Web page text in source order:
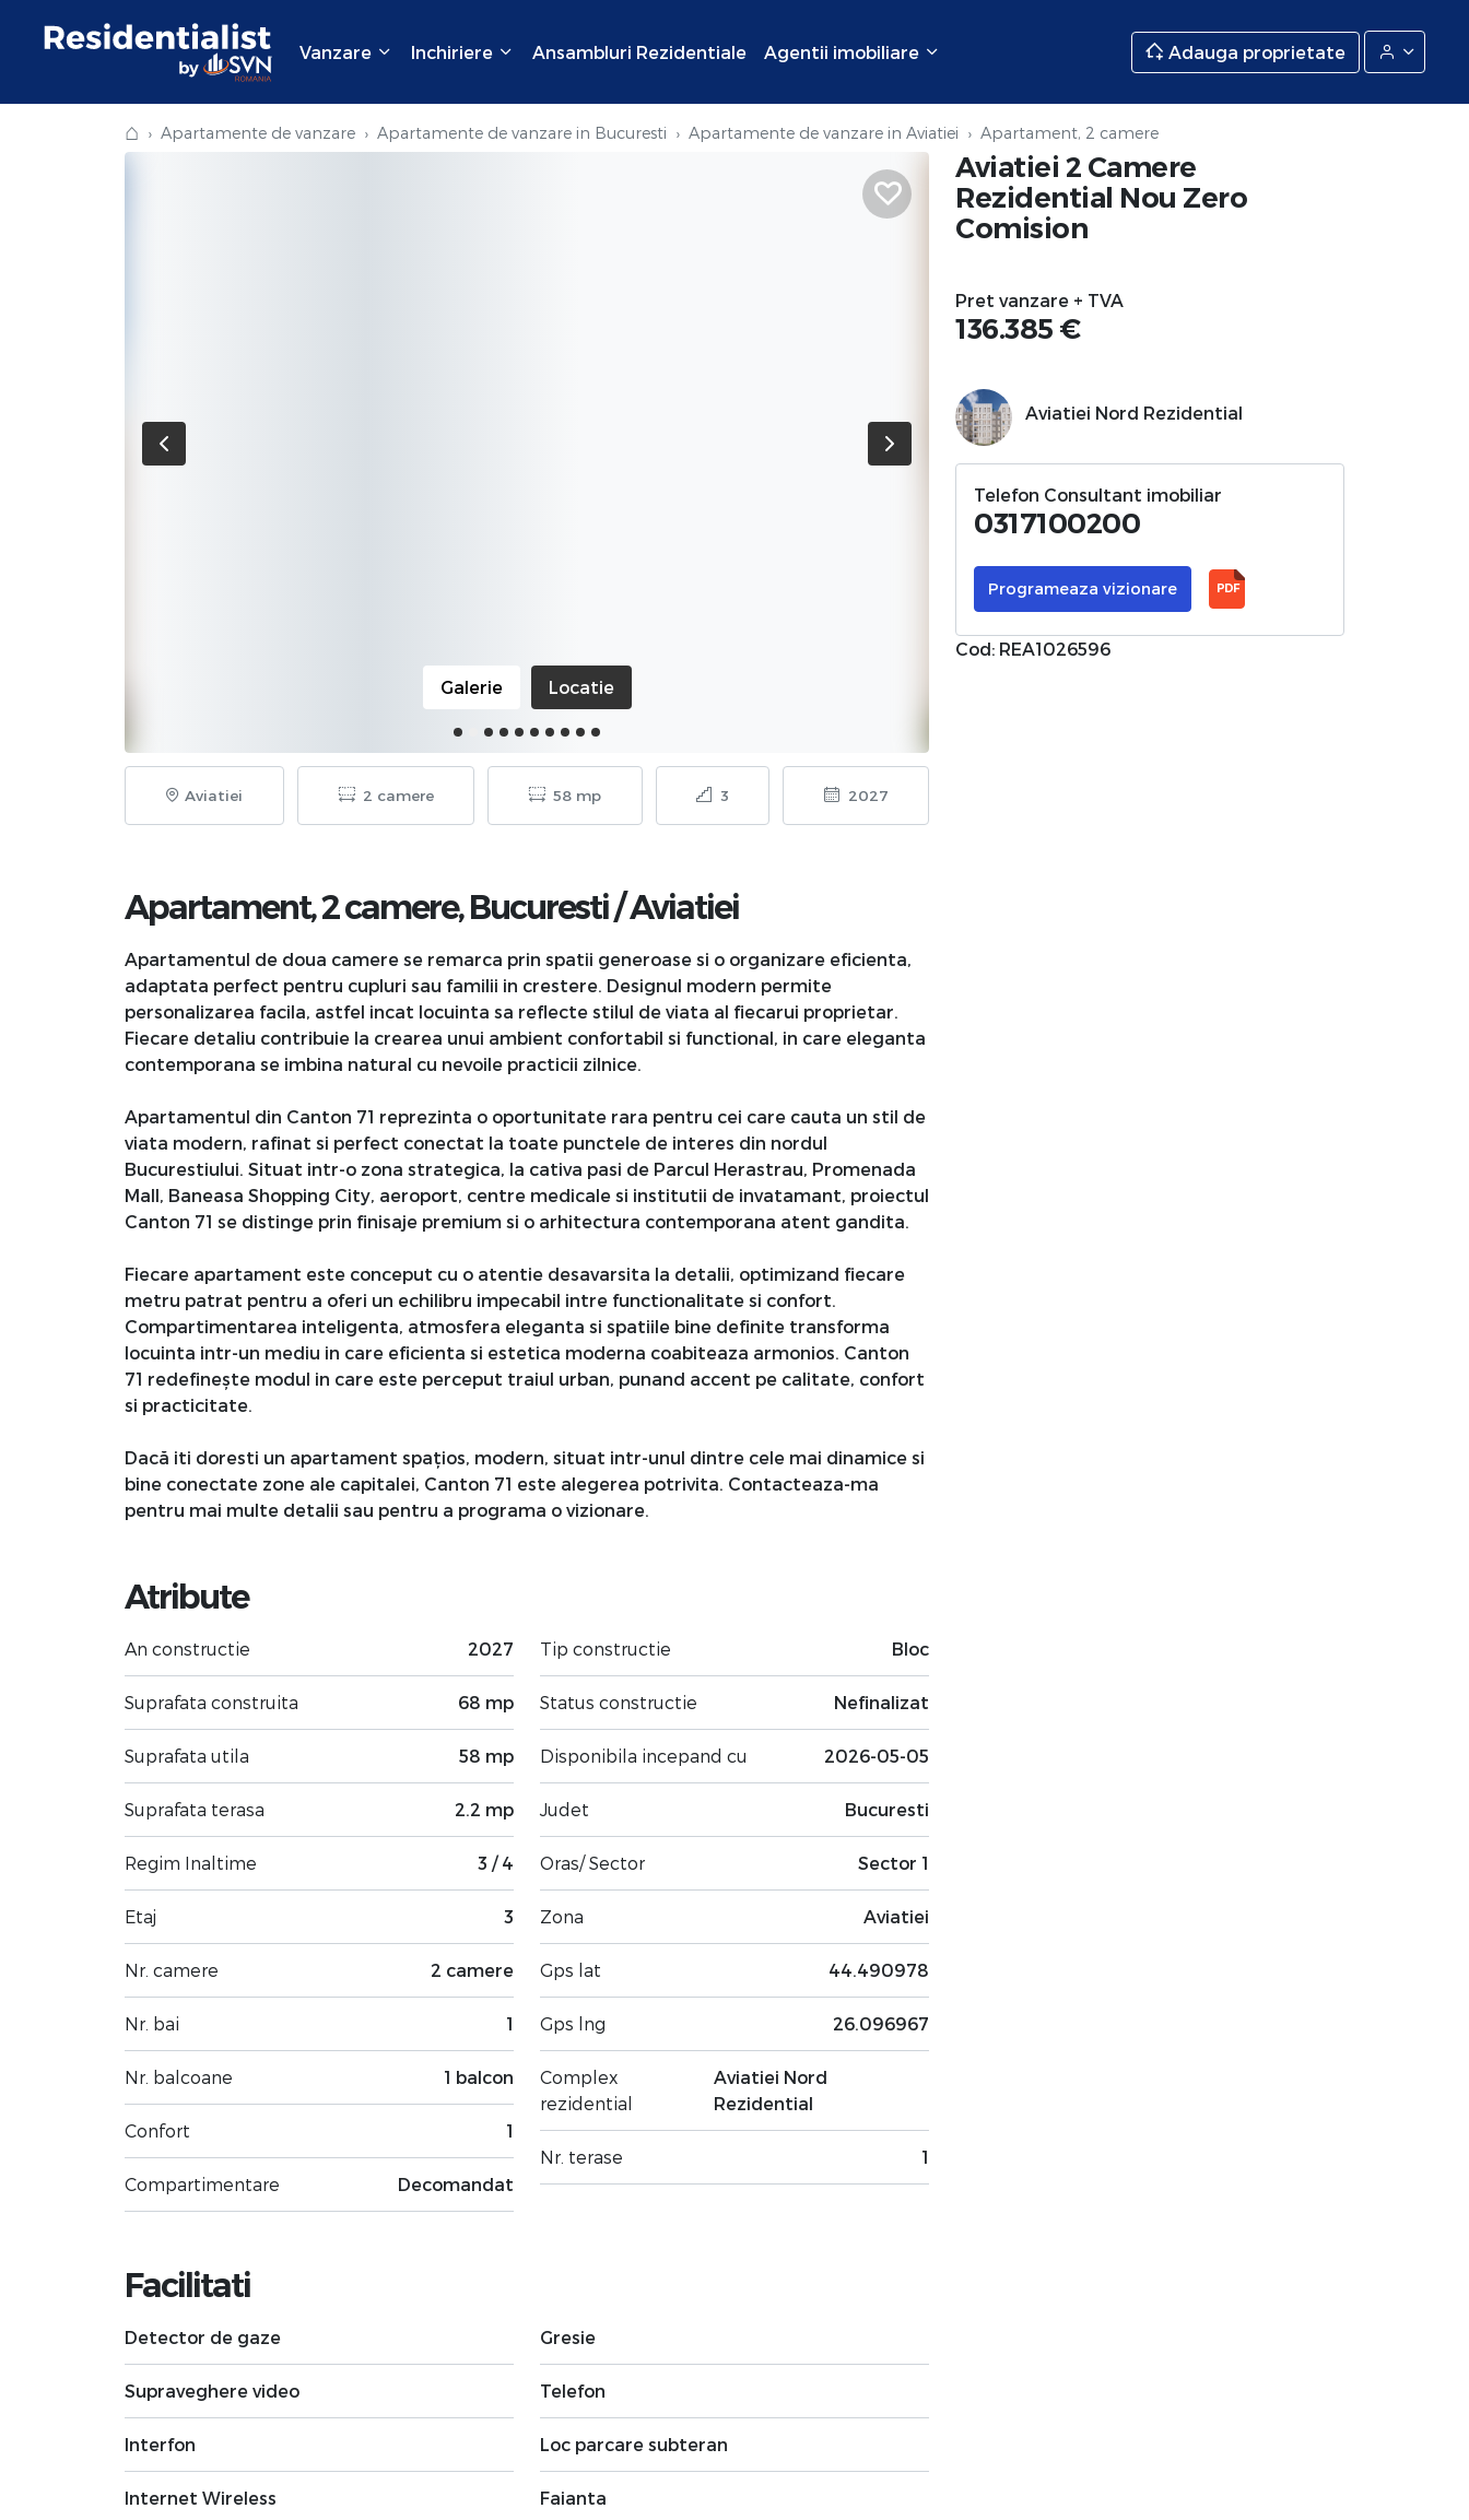
Vanzare Inchiriere Ansambluri Rezidentiale Agentii imobiliare Adauga proprietate
⌂ Apartamente de vanzare Apartamente de vanzare in Bucuresti Apartamente de vanzare in Aviatiei Apartament, 2 camere
Galerie Locatie
Aviatiei 2 camere 58 mp 3 2027
Apartament, 2 camere,Bucuresti/Aviatiei
Apartamentul de doua camere se remarca prin spatii generoase si o organizare eficienta,
adaptata perfect pentru cupluri sau familii in crestere. Designul modern permite
personalizarea facila, astfel incat locuinta sa reflecte stilul de viata al fiecarui proprietar.
Fiecare detaliu contribuie la crearea unui ambient confortabil si functional, in care eleganta
contemporana se imbina natural cu nevoile practicii zilnice.
Apartamentul din Canton 71 reprezinta o oportunitate rara pentru cei care cauta un stil de
viata modern, rafinat si perfect conectat la toate punctele de interes din nordul
Bucurestiului. Situat intr-o zona strategica, la cativa pasi de Parcul Herastrau, Promenada
Mall, Baneasa Shopping City, aeroport, centre medicale si institutii de invatamant, proiectul
Canton 71 se distinge prin finisaje premium si o arhitectura contemporana atent gandita.
Fiecare apartament este conceput cu o atentie desavarsita la detalii, optimizand fiecare
metru patrat pentru a oferi un echilibru impecabil intre functionalitate si confort.
Compartimentarea inteligenta, atmosfera eleganta si spatiile bine definite transforma
locuinta intr-un mediu in care eficienta si estetica moderna coabiteaza armonios. Canton
71 redefinește modul in care este perceput traiul urban, punand accent pe calitate, confort
si practicitate.
Dacă iti doresti un apartament spațios, modern, situat intr-unul dintre cele mai dinamice si
bine conectate zone ale capitalei, Canton 71 este alegerea potrivita. Contacteaza-ma
pentru mai multe detalii sau pentru a programa o vizionare.
Atribute
An constructie 2027
Suprafata construita 68 mp
Suprafata utila 58 mp
Suprafata terasa 2.2 mp
Regim Inaltime 3 / 4
Etaj 3
Nr. camere 2 camere
Nr. bai 1
Nr. balcoane 1 balcon
Confort 1
Compartimentare Decomandat
Tip constructie Bloc
Status constructie Nefinalizat
Disponibila incepand cu 2026-05-05
Judet Bucuresti
Oras/ Sector Sector 1
Zona Aviatiei
Gps lat 44.490978
Gps lng 26.096967
Complex
rezidential
Aviatiei Nord
Rezidential
Nr. terase 1
Facilitati
Detector de gaze
Supraveghere video
Interfon
Internet Wireless
Gresie
Telefon
Loc parcare subteran
Faianta
Aviatiei 2 Camere
Rezidential Nou Zero
Comision
Pret vanzare + TVA
136.385 €
Aviatiei Nord Rezidential
Telefon Consultant imobiliar
0317100200
Programeaza vizionare PDF
Cod: REA1026596